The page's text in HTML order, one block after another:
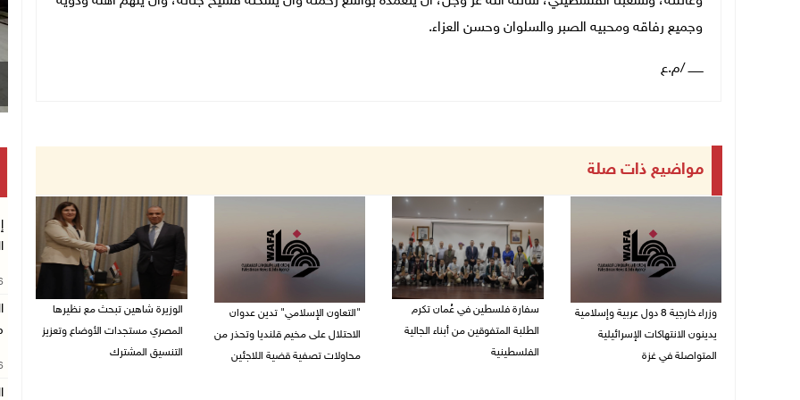
وجميع رفاقه ومحبيه الصبر والسلوان وحسن العزاء.
ــــــــ /م.ع
مواضيع ذات صلة
وزراء خارجية 8 دول عربية وإسلامية
يدينون الانتهاكات الإسرائيلية
المتواصلة في غزة
سفارة فلسطين في عُمان تكرم
الطلبة المتفوقين من أبناء الجالية
الفلسطينية
"التعاون الإسلامي" تدين عدوان
الاحتلال على مخيم قلنديا وتحذر من
محاولات تصفية قضية اللاجئين
الوزيرة شاهين تبحث مع نظيرها
المصري مستجدات الأوضاع وتعزيز
التنسيق المشترك